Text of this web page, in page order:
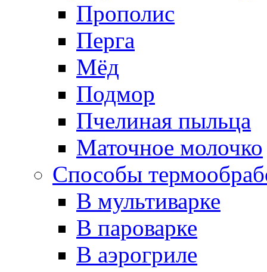
Прополис
Перга
Мёд
Подмор
Пчелиная пыльца
Маточное молочко
Способы
В мультиварке
В пароварке
В аэрогриле